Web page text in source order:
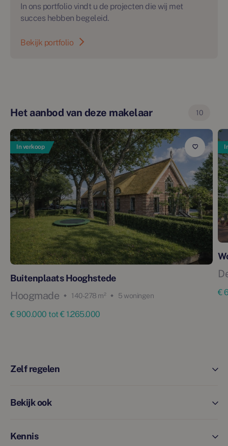
In ons portfolio vindt u de projecten die wij met
succes hebben begeleid.
Bekijk portfolio
Het aanbod van deze makelaar 10
In verkoop
Buitenplaats Hooghstede
Hoogmade 140 - 278 m² 5 woningen
€ 900.000 tot € 1.265.000
€
Zelf regelen
Bekijk ook
Kennis